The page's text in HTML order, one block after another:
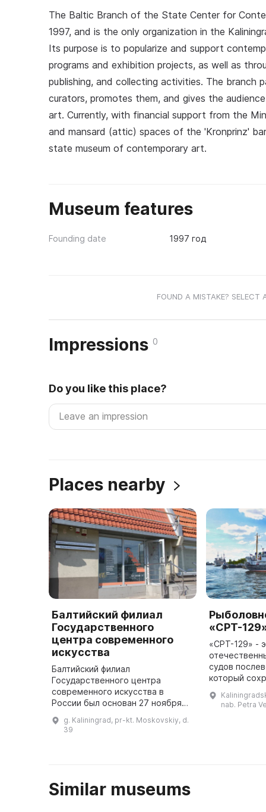
The Baltic Branch of the State Center for
1997, and is the only organization in the
Its purpose is to popularize and support
programs and exhibition projects, as well as
publishing, and collecting activities. The
curators, promotes them, and gives the
art. Currently, with financial support from the
and mansard (attic) spaces of the 'Kronprinz'
state museum of contemporary art.
Museum features
Founding date 1997 год
FOUND A MISTAKE? SELECT
Impressions 0
Do you like this place?
Places nearby
Балтийский филиал
Государственного
центра современного
искусства
Балтийский филиал
Государственного центра
современного искусства в
России был основан 27 ноября
единственной организацией в
g. Kaliningrad, pr-kt. Moskovskiy, d.
39
«СРТ-
«СРТ-129» -
судов
который
былиnab. Petra
Similar museums